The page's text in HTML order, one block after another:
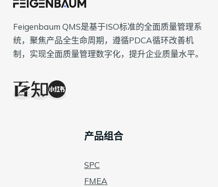
Feigenbaum QMS是基于ISO标准的全面质量管理系
统，聚焦产品全生命周期，遵循PDCA循环改善机
制，实现全面质量管理数字化，提升企业质量水平。
产品组合
SPC
FMEA